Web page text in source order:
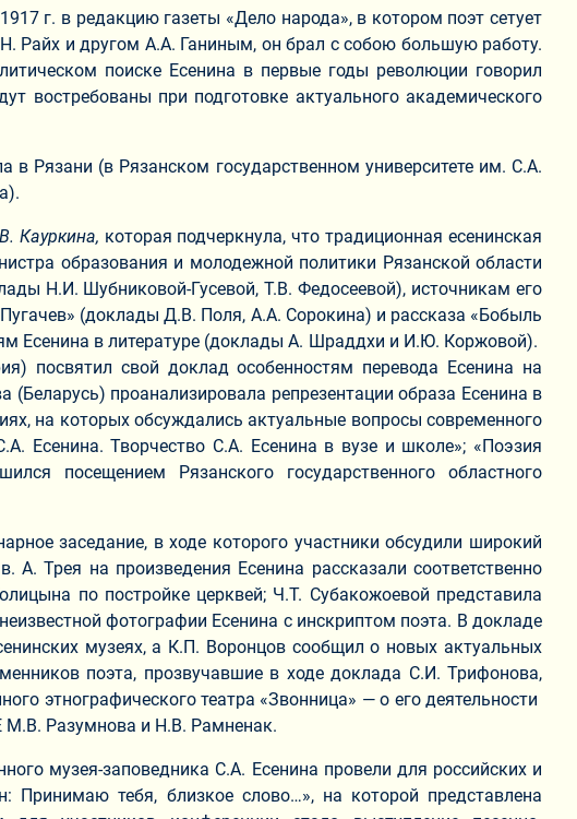
г. в редакцию газеты «Дело народа», в котором поэт сетует
Райх и другом А.А. Ганиным, он брал с собою большую работу.
поиске Есенина в первые годы революции говорил
востребованы при подготовке актуального академического
Рязани (в Рязанском государственном университете им. С.А.
Кауркина, которая подчеркнула, что традиционная есенинская
образования и молодежной политики Рязанской области
Н.И. Шубниковой-Гусевой, Т.В. Федосеевой), источникам его
(доклады Д.В. Поля, А.А. Сорокина) и рассказа «Бобыль
Есенина в литературе (доклады А. Шраддхи и И.Ю. Коржовой).
посвятил свой доклад особенностям перевода Есенина на
проанализировала репрезентации образа Есенина в
на которых обсуждались актуальные вопросы современного
Есенина. Творчество С.А. Есенина в вузе и школе»; «Поэзия
посещением Рязанского государственного областного
заседание, в ходе которого участники обсудили широкий
Трея на произведения Есенина рассказали соответственно
по постройке церквей; Ч.Т. Субакожоевой представила
фотографии Есенина с инскриптом поэта. В докладе
музеях, а К.П. Воронцов сообщил о новых актуальных
поэта, прозвучавшие в ходе доклада С.И. Трифонова,
этнографического театра «Звонница» — о его деятельности
М.В. Разумнова и Н.В. Рамненак.
музея-заповедника С.А. Есенина провели для российских и
Принимаю тебя, близкое слово…», на которой представлена